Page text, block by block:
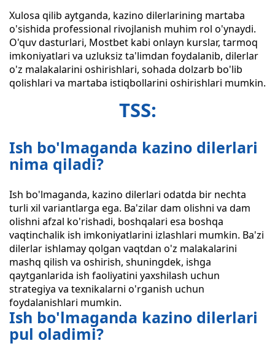
Xulosa qilib aytganda, kazino dilerlarining martaba
o'sishida professional rivojlanish muhim rol o'ynaydi.
O'quv dasturlari, Mostbet kabi onlayn kurslar, tarmoq
imkoniyatlari va uzluksiz ta'limdan foydalanib, dilerlar
o'z malakalarini oshirishlari, sohada dolzarb bo'lib
qolishlari va martaba istiqbollarini oshirishlari mumkin.
TSS:
Ish bo'lmaganda kazino dilerlari
nima qiladi?
Ish bo'lmaganda, kazino dilerlari odatda bir nechta
turli xil variantlarga ega. Ba'zilar dam olishni va dam
olishni afzal ko'rishadi, boshqalari esa boshqa
vaqtinchalik ish imkoniyatlarini izlashlari mumkin. Ba'zi
dilerlar ishlamay qolgan vaqtdan o'z malakalarini
mashq qilish va oshirish, shuningdek, ishga
qaytganlarida ish faoliyatini yaxshilash uchun
strategiya va texnikalarni o'rganish uchun
foydalanishlari mumkin.
Ish bo'lmaganda kazino dilerlari
pul oladimi?